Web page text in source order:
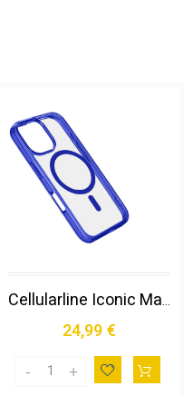
Cellularline Iconic Mag - Iphone 16 Pro Max
24,99 €